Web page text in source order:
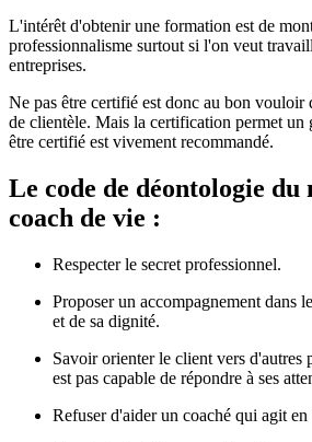
L'intérêt d'obtenir une formation est de
professionnalisme surtout si l'on veut
entreprises.
Ne pas être certifié est donc au bon vouloir
de clientèle. Mais la certification permet un
être certifié est vivement recommandé.
Le code de déontologie du
coach de vie :
Respecter le secret professionnel.
Proposer un accompagnement dans
et de sa dignité.
Savoir orienter le client vers d'autres
est pas capable de répondre à ses
Refuser d'aider un coaché ​​qui agit